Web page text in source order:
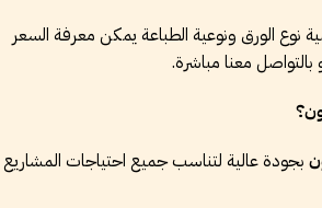
نوع الورق ونوعية الطباعة يمكن معرفة السعر
معنا مباشرة.
بجودة عالية لتناسب جميع احتياجات المشاريع